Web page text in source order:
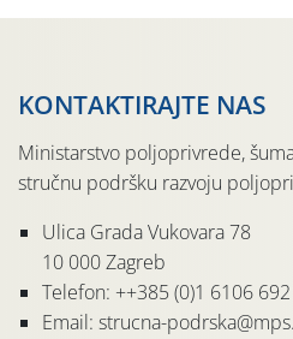
KONTAKTIRAJTE NAS
Ministarstvo poljoprivrede,
stručnu podršku razvoju
Ulica Grada Vukovara 78
10 000 Zagreb
Telefon: ++385 (0)1 6106 692
Email: strucna-